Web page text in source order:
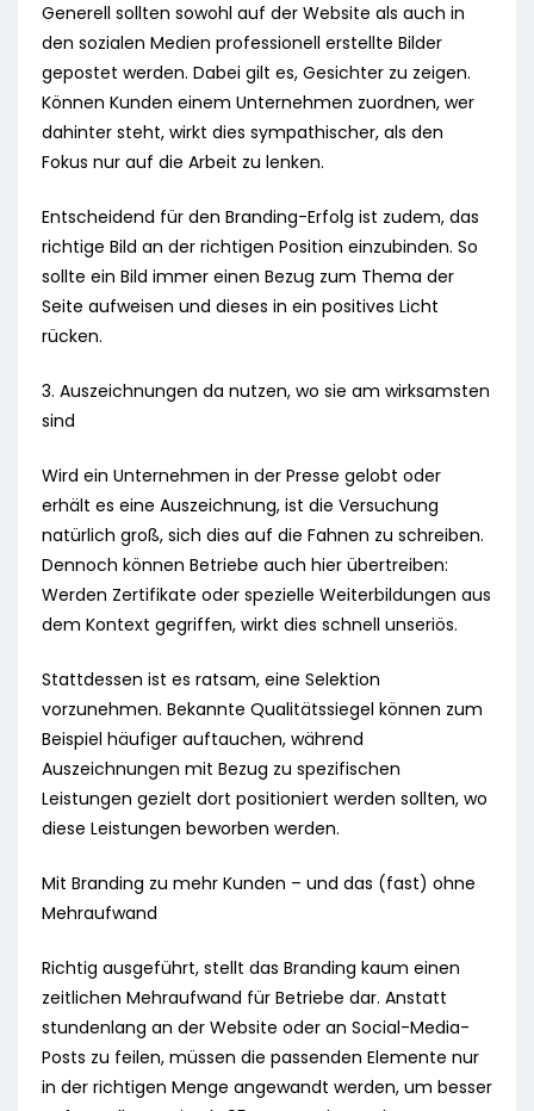
Generell sollten sowohl auf der Website als auch in
den sozialen Medien professionell erstellte Bilder
gepostet werden. Dabei gilt es, Gesichter zu zeigen.
Können Kunden einem Unternehmen zuordnen, wer
dahinter steht, wirkt dies sympathischer, als den
Fokus nur auf die Arbeit zu lenken.
Entscheidend für den Branding-Erfolg ist zudem, das
richtige Bild an der richtigen Position einzubinden. So
sollte ein Bild immer einen Bezug zum Thema der
Seite aufweisen und dieses in ein positives Licht
rücken.
3. Auszeichnungen da nutzen, wo sie am wirksamsten
sind
Wird ein Unternehmen in der Presse gelobt oder
erhält es eine Auszeichnung, ist die Versuchung
natürlich groß, sich dies auf die Fahnen zu schreiben.
Dennoch können Betriebe auch hier übertreiben:
Werden Zertifikate oder spezielle Weiterbildungen aus
dem Kontext gegriffen, wirkt dies schnell unseriös.
Stattdessen ist es ratsam, eine Selektion
vorzunehmen. Bekannte Qualitätssiegel können zum
Beispiel häufiger auftauchen, während
Auszeichnungen mit Bezug zu spezifischen
Leistungen gezielt dort positioniert werden sollten, wo
diese Leistungen beworben werden.
Mit Branding zu mehr Kunden – und das (fast) ohne
Mehraufwand
Richtig ausgeführt, stellt das Branding kaum einen
zeitlichen Mehraufwand für Betriebe dar. Anstatt
stundenlang an der Website oder an Social-Media-
Posts zu feilen, müssen die passenden Elemente nur
in der richtigen Menge angewandt werden, um besser